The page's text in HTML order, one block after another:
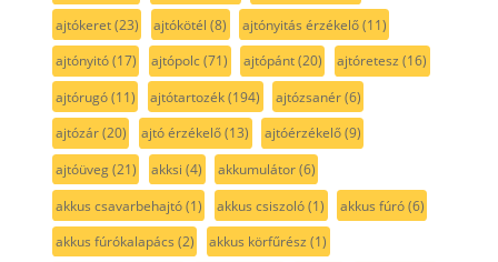
ajtókeret(23) ajtókötél (8) ajtónyitás érzékelő(11)
ajtónyitó(17) ajtópolc(71) ajtópánt(20) ajtóretesz (16)
ajtórugó(11) ajtótartozék(194) ajtózsanér(6)
ajtózár(20) ajtó érzékelő(13) ajtóérzékelő(9)
ajtóüveg(21) akksi (4) akkumulátor(6)
akkus csavarbehajtó(1) akkus csiszoló(1) akkus fúró(6)
akkus fúrókalapács (2) akkus körfűrész (1)